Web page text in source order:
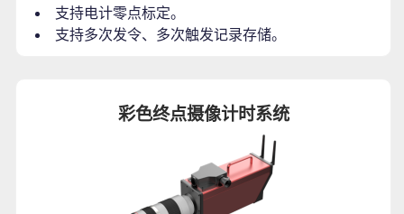
支持电计零点标定。
支持多次发令、多次触发记录存储。
彩色终点摄像计时系统